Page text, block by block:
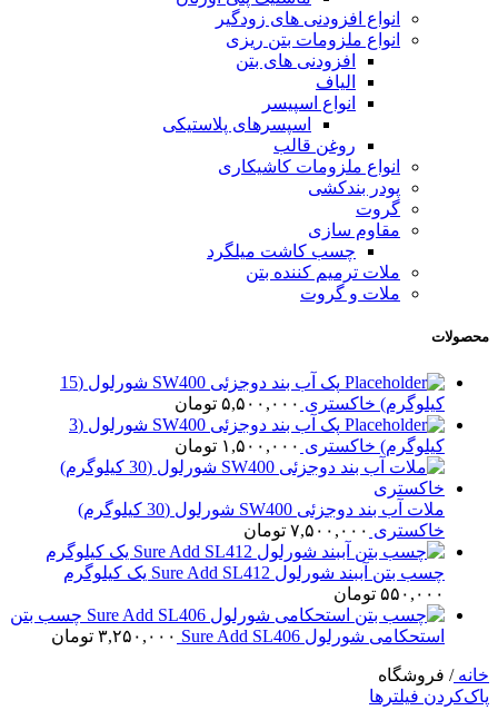
انواع افزودنی های زودگیر
انواع ملزومات بتن ریزی
افزودنی های بتن
الیاف
انواع اسپیسر
اسپسرهای پلاستیکی
روغن قالب
انواع ملزومات کاشیکاری
پودر بندکشی
گروت
مقاوم سازی
چسب کاشت میلگرد
ملات ترمیم کننده بتن
ملات و گروت
محصولات
پک آب بند دوجزئی SW400 شورلول (15
کیلوگرم) خاکستری ۵,۵۰۰,۰۰۰ تومان
پک آب بند دوجزئی SW400 شورلول (3
کیلوگرم) خاکستری ۱,۵۰۰,۰۰۰ تومان
ملات آب بند دوجزئی SW400 شورلول (30 کیلوگرم)
خاکستری ۷,۵۰۰,۰۰۰ تومان
چسب بتن آببند شورلول Sure Add SL412 یک کیلوگرم
۵۵۰,۰۰۰ تومان
چسب بتن
استحکامی شورلول Sure Add SL406
۳,۲۵۰,۰۰۰ تومان
خانه/ فروشگاه
پاک‌کردن فیلترها